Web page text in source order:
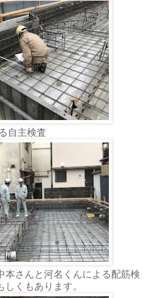
自主検査
本さんと河名くんによる配筋検
くもあります。